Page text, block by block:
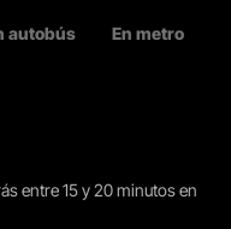
autobús En metro
entre 15 y 20 minutos en